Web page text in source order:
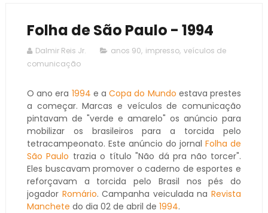
Folha de São Paulo - 1994
Dalmir Reis Jr. anos 90, impresso, veículos de
comunicação
O ano era 1994 e aCopa do Mundo estava prestes
a começar. Marcas e veículos de comunicação
pintavam de "verde e amarelo" os anúncio para
mobilizar os brasileiros para a torcida pelo
tetracampeonato. Este anúncio do jornalFolha de
São Paulo trazia o título "Não dá pra não torcer".
Eles buscavam promover o caderno de esportes e
reforçavam a torcida pelo Brasil nos pés do
jogador Romário. Campanha veiculada naRevista
Manchete do dia 02 de abril de 1994.